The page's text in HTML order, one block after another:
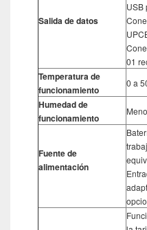
Salida de datos
USB
01
Temperatura de
funcionamiento
0 a
Humedad de
funcionamiento
Fuente de
alimentación